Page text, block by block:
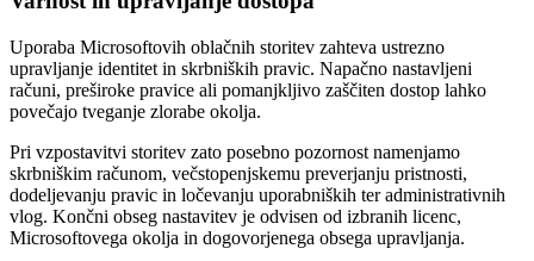
Uporaba Microsoftovih oblačnih storitev zahteva ustrezno
upravljanje identitet in skrbniških pravic. Napačno nastavljeni
računi, preširoke pravice ali pomanjkljivo zaščiten dostop lahko
povečajo tveganje zlorabe okolja.
Pri vzpostavitvi storitev zato posebno pozornost namenjamo
skrbniškim računom, večstopenjskemu preverjanju pristnosti,
dodeljevanju pravic in ločevanju uporabniških ter administrativnih
vlog. Končni obseg nastavitev je odvisen od izbranih licenc,
Microsoftovega okolja in dogovorjenega obsega upravljanja.